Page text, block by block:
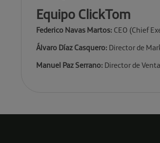
Equipo ClickTom
Federico Navas Martos: CEO (Chief
Álvaro Díaz Casquero: Director de
Manuel Paz Serrano: Director de